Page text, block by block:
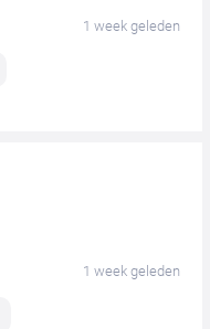
1 week geleden
1 week geleden